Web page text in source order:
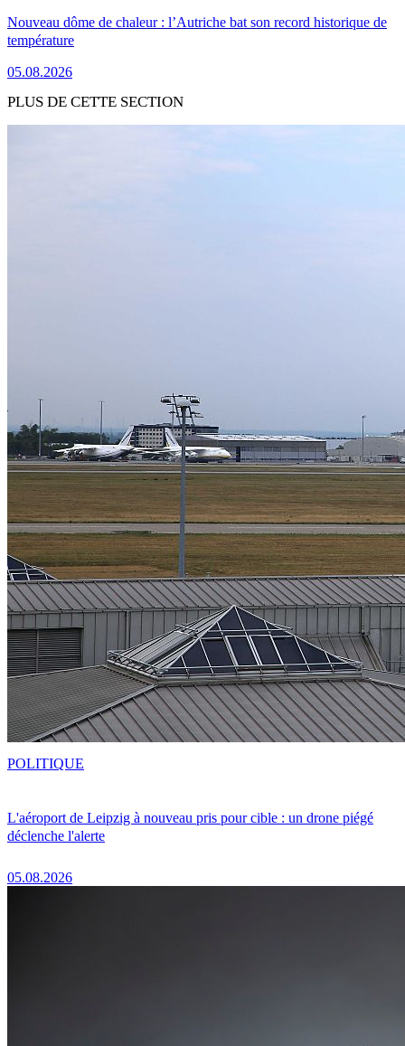
Nouveau dôme de chaleur : l’Autriche bat son record historique de
température
05.08.2026
PLUS DE CETTE SECTION
L'aéroport de Leipzig à nouveau pris pour cible : un drone piégé
déclenche l'alerte
05.08.2026
POLITIQUE